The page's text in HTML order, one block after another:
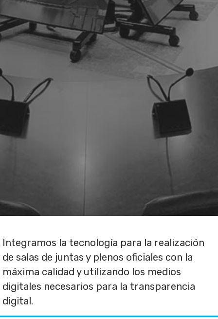
Integramos la tecnología para la realización
de salas de juntas y plenos oficiales con la
máxima calidad y utilizando los medios
digitales necesarios para la transparencia
digital.